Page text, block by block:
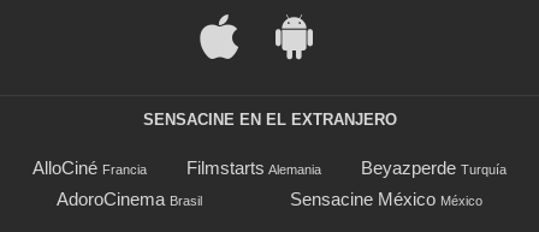
SENSACINE EN EL EXTRANJERO
AlloCiné Francia Filmstarts Alemania Beyazperde Turquía
AdoroCinema Brasil Sensacine México México